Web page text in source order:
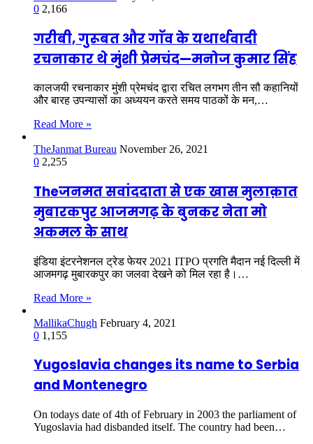
0 2,166
गरीबी, गुरूबत और गाॅव के यथार्थवादी
रचनाकार थे मुंशी प्रेमचंद—मनोज कुमार सिंह
कालजयी रचनाकार मुंशी प्रेमचंद द्वारा रचित लगभग तीन सौ कहानियों
और बारह उपन्यासों का अध्ययन करते समय पाठकों के मन,…
Read More »
TheJanmat Bureau November 26, 2021
0 2,255
Theजनमत सवांददाता से एक खास मुलाक़ात
मुबारकपुर आजमगढ़ के बुनकर नेता मो
अकमल के साथ
इंडिया इंटरनेशनल ट्रेड फेयर 2021 ITPO प्रगति मैदान नई दिल्ली में
आजमगढ़ मुबारकपुर का जलवा देखने को मिल रहा है।…
Read More »
MallikaChugh February 4, 2021
0 1,155
Yugoslavia changes its name to Serbia
and Montenegro
On todays date of 4th of February in 2003 the parliament of
Yugoslavia had disbanded itself. The country had been…